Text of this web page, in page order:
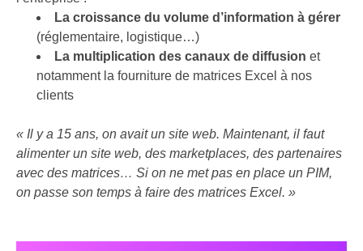
La croissance du volume d’information à gérer
(réglementaire, logistique…)
La multiplication des canaux de diffusion et
notamment la fourniture de matrices Excel à nos
clients
« Il y a 15 ans, on avait un site web. Maintenant, il faut
alimenter un site web, des marketplaces, des partenaires
avec des matrices… Si on ne met pas en place un PIM,
on passe son temps à faire des matrices Excel. »